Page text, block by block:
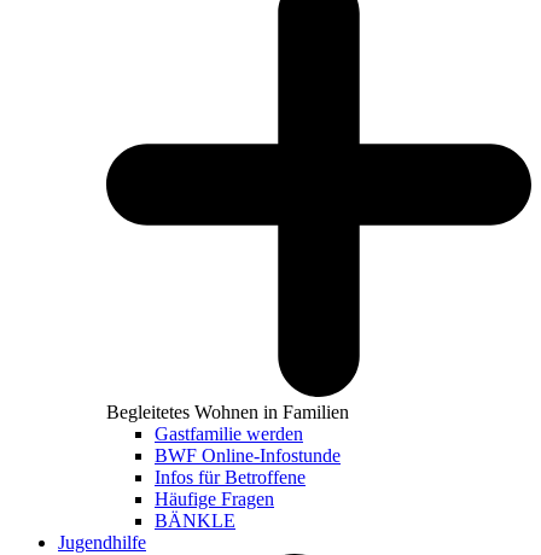
Begleitetes Wohnen in Familien
Gastfamilie werden
BWF Online-Infostunde
Infos für Betroffene
Häufige Fragen
BÄNKLE
Jugendhilfe